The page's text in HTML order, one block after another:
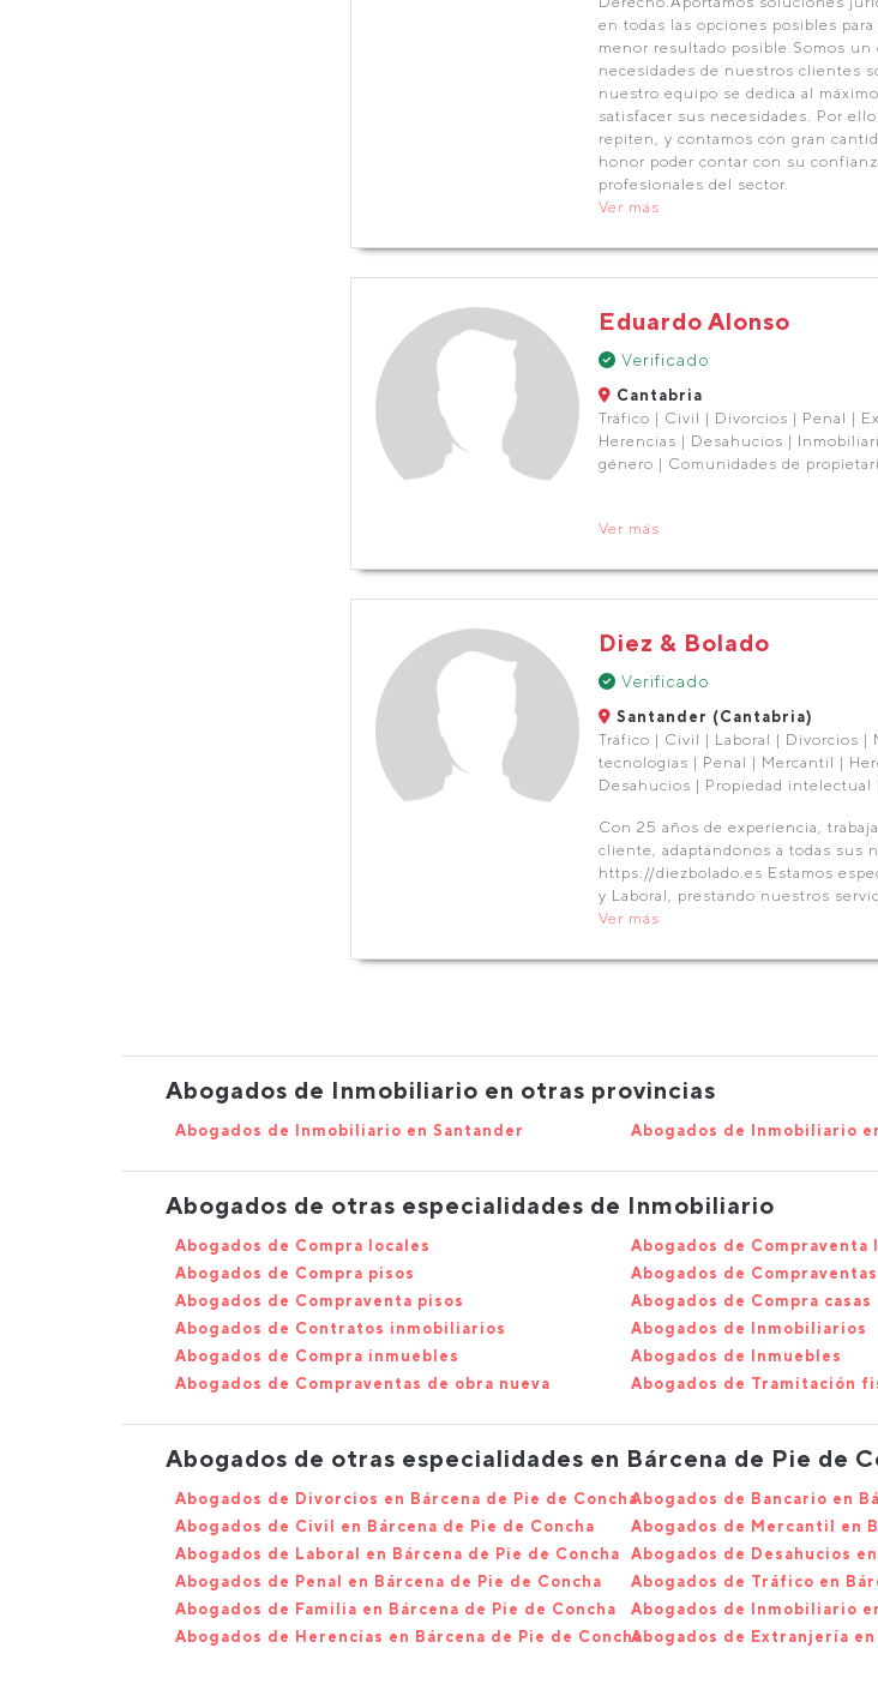
en todas las opciones posibles
menor resultado posible.Somos
necesidades de nuestros clientes
nuestro equipo se dedica al
satisfacer sus necesidades. Por
repiten, y contamos con gran
honor poder contar con su
profesionales del sector.
Ver más
Eduardo Alonso
Verificado
Cantabria
Tráfico | Civil | Divorcios | Penal |
Herencias | Desahucios |
género | Comunidades de
Ver más
Diez & Bolado
Verificado
Santander (Cantabria)
Tráfico | Civil | Laboral | Divorcios |
tecnologías | Penal | Mercantil |
Desahucios | Propiedad intelectual |
Con 25 años de experiencia,
cliente, adaptándonos a todas sus
https://diezbolado.es Estamos
y Laboral, prestando nuestros
Ver más
Abogados de Inmobiliario en otras provincias
Abogados de Inmobiliario en Santander Abogados de Inmobiliario
Abogados de otras especialidades de Inmobiliario
Abogados de Compra locales
Abogados de Compra pisos
Abogados de Compraventa pisos
Abogados de Contratos inmobiliarios
Abogados de Compra inmuebles
Abogados de Compraventas de obra nueva
Abogados de Compraventa
Abogados de
Abogados de Compra casas
Abogados de Inmobiliarios
Abogados de Inmuebles
Abogados de Tramitación
Abogados de otras especialidades en Bárcena de Pie de
Abogados de Divorcios en Bárcena de Pie de Concha
Abogados de Civil en Bárcena de Pie de Concha
Abogados de Laboral en Bárcena de Pie de Concha
Abogados de Penal en Bárcena de Pie de Concha
Abogados de Familia en Bárcena de Pie de Concha
Abogados de Herencias en Bárcena de Pie de Concha
Abogados de Bancario en
Abogados de Mercantil en
Abogados de Desahucios
Abogados de Tráfico en
Abogados de Inmobiliario
Abogados de Extranjería